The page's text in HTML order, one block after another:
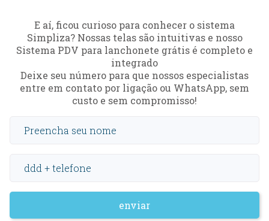
E aí, ficou curioso para conhecer o sistema
Simpliza? Nossas telas são intuitivas e nosso
Sistema PDV para lanchonete grátis é completo e
integrado
Deixe seu número para que nossos especialistas
entre em contato por ligação ou WhatsApp, sem
custo e sem compromisso!
enviar